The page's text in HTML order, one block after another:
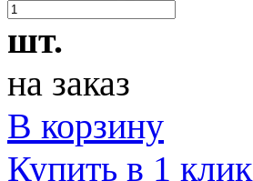
шт.
на заказ
В корзину
Купить в 1 клик